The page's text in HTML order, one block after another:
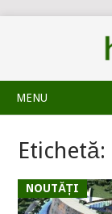
MENU
Etichetă:
NOUTĂȚI